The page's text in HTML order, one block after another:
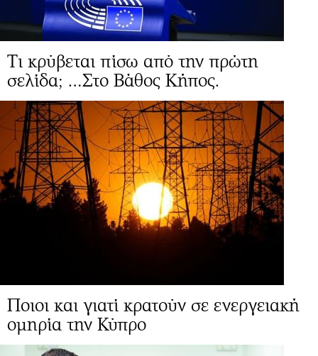
Τι κρύβεται πίσω από την πρώτη
σελίδα; …Στο Βάθος Κήπος.
Ποιοι και γιατί κρατούν σε ενεργειακή
ομηρία την Κύπρο